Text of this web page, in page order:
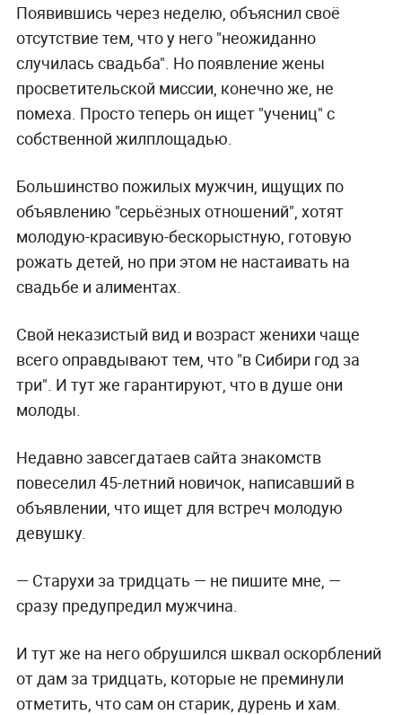
Появившись через неделю, объяснил своё
отсутствие тем, что у него "неожиданно
случилась свадьба". Но появление жены
просветительской миссии, конечно же, не
помеха. Просто теперь он ищет "учениц" с
собственной жилплощадью.
Большинство пожилых мужчин, ищущих по
объявлению "серьёзных отношений", хотят
молодую-красивую-бескорыстную, готовую
рожать детей, но при этом не настаивать на
свадьбе и алиментах.
Свой неказистый вид и возраст женихи чаще
всего оправдывают тем, что "в Сибири год за
три". И тут же гарантируют, что в душе они
молоды.
Недавно завсегдатаев сайта знакомств
повеселил 45-летний новичок, написавший в
объявлении, что ищет для встреч молодую
девушку.
— Старухи за тридцать — не пишите мне, —
сразу предупредил мужчина.
И тут же на него обрушился шквал оскорблений
от дам за тридцать, которые не преминули
отметить, что сам он старик, дурень и хам.